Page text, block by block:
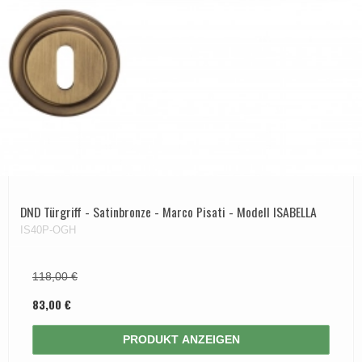
DND Türgriff - Satinbronze - Marco Pisati - Modell ISABELLA
IS40P-OGH
118,00 €
83,00 €
PRODUKT ANZEIGEN